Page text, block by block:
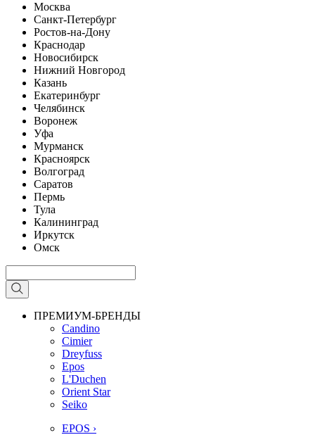
Москва
Санкт-Петербург
Ростов-на-Дону
Краснодар
Новосибирск
Нижний Новгород
Казань
Екатеринбург
Челябинск
Воронеж
Уфа
Мурманск
Красноярск
Волгоград
Саратов
Пермь
Тула
Калининград
Иркутск
Омск
ПРЕМИУМ-БРЕНДЫ
Candino
Cimier
Dreyfuss
Epos
L'Duchen
Orient Star
Seiko
EPOS ›